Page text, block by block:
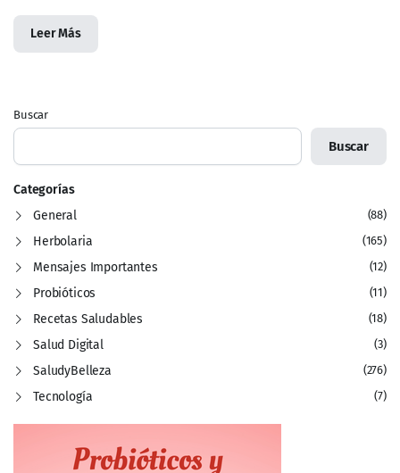
Leer Más
Buscar
Buscar
Categorías
General
(88)
Herbolaria (165)
Mensajes Importantes (12)
Probióticos (11)
Recetas Saludables (18)
Salud Digital (3)
SaludyBelleza (276)
Tecnología (7)